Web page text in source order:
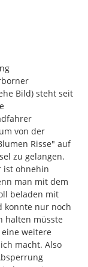
Bild) steht seit
von der
Risse" auf
zu gelangen.
ist ohnehin
man mit dem
beladen mit
konnte nur noch
halten müsste
weitere
macht. Also